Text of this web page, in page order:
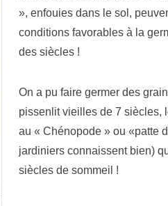
», enfouies dans le sol,
conditions favorables à la
des siècles !
On a pu faire germer des
pissenlit vieilles de 7 siècles,
au « Chénopode » ou «patte
jardiniers connaissent bien)
siècles de sommeil !